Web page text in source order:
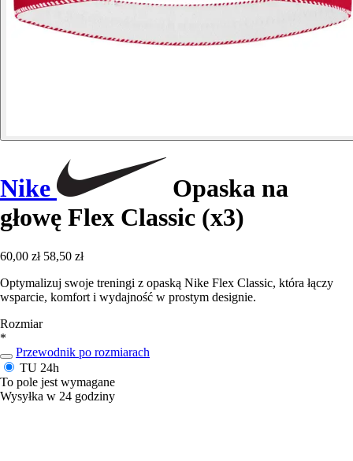
Nike
Opaska na
głowę Flex Classic (x3)
60,00 zł 58,50 zł
Optymalizuj swoje treningi z opaską Nike Flex Classic, która łączy
wsparcie, komfort i wydajność w prostym designie.
Rozmiar
*
Przewodnik po rozmiarach
TU 24h
To pole jest wymagane
Wysyłka w 24 godziny